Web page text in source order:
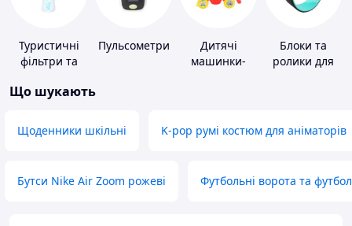
Туристичні
фільтри та
питної води
Пульсометри
Дитячі
машинки-
Блоки та
ролики для
Що шукають
Щоденники шкільні K-pop румі костюм для аніматорів
Бутси Nike Air Zoom рожеві Футбольні ворота та